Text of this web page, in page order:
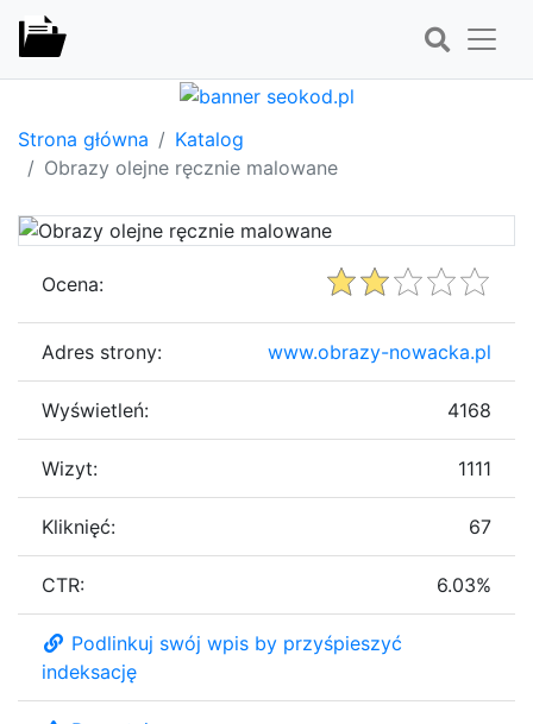
Strona główna
Katalog
Obrazy olejne ręcznie malowane
Ocena:
Adres strony: www.obrazy-nowacka.pl
Wyświetleń: 4168
Wizyt: 1111
Kliknięć: 67
CTR: 6.03%
Podlinkuj swój wpis by przyśpieszyć
indeksację